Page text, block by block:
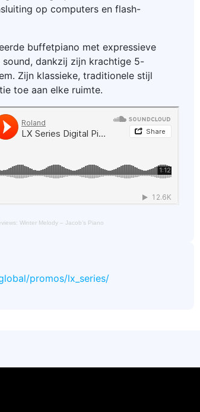
op computers en flash-
buffetpiano met expressieve
dankzij zijn krachtige 5-
Zijn klassieke, traditionele stijl
toe aan elke ruimte.
Winter Melody – Jacob’s Piano
promos/lx_series/